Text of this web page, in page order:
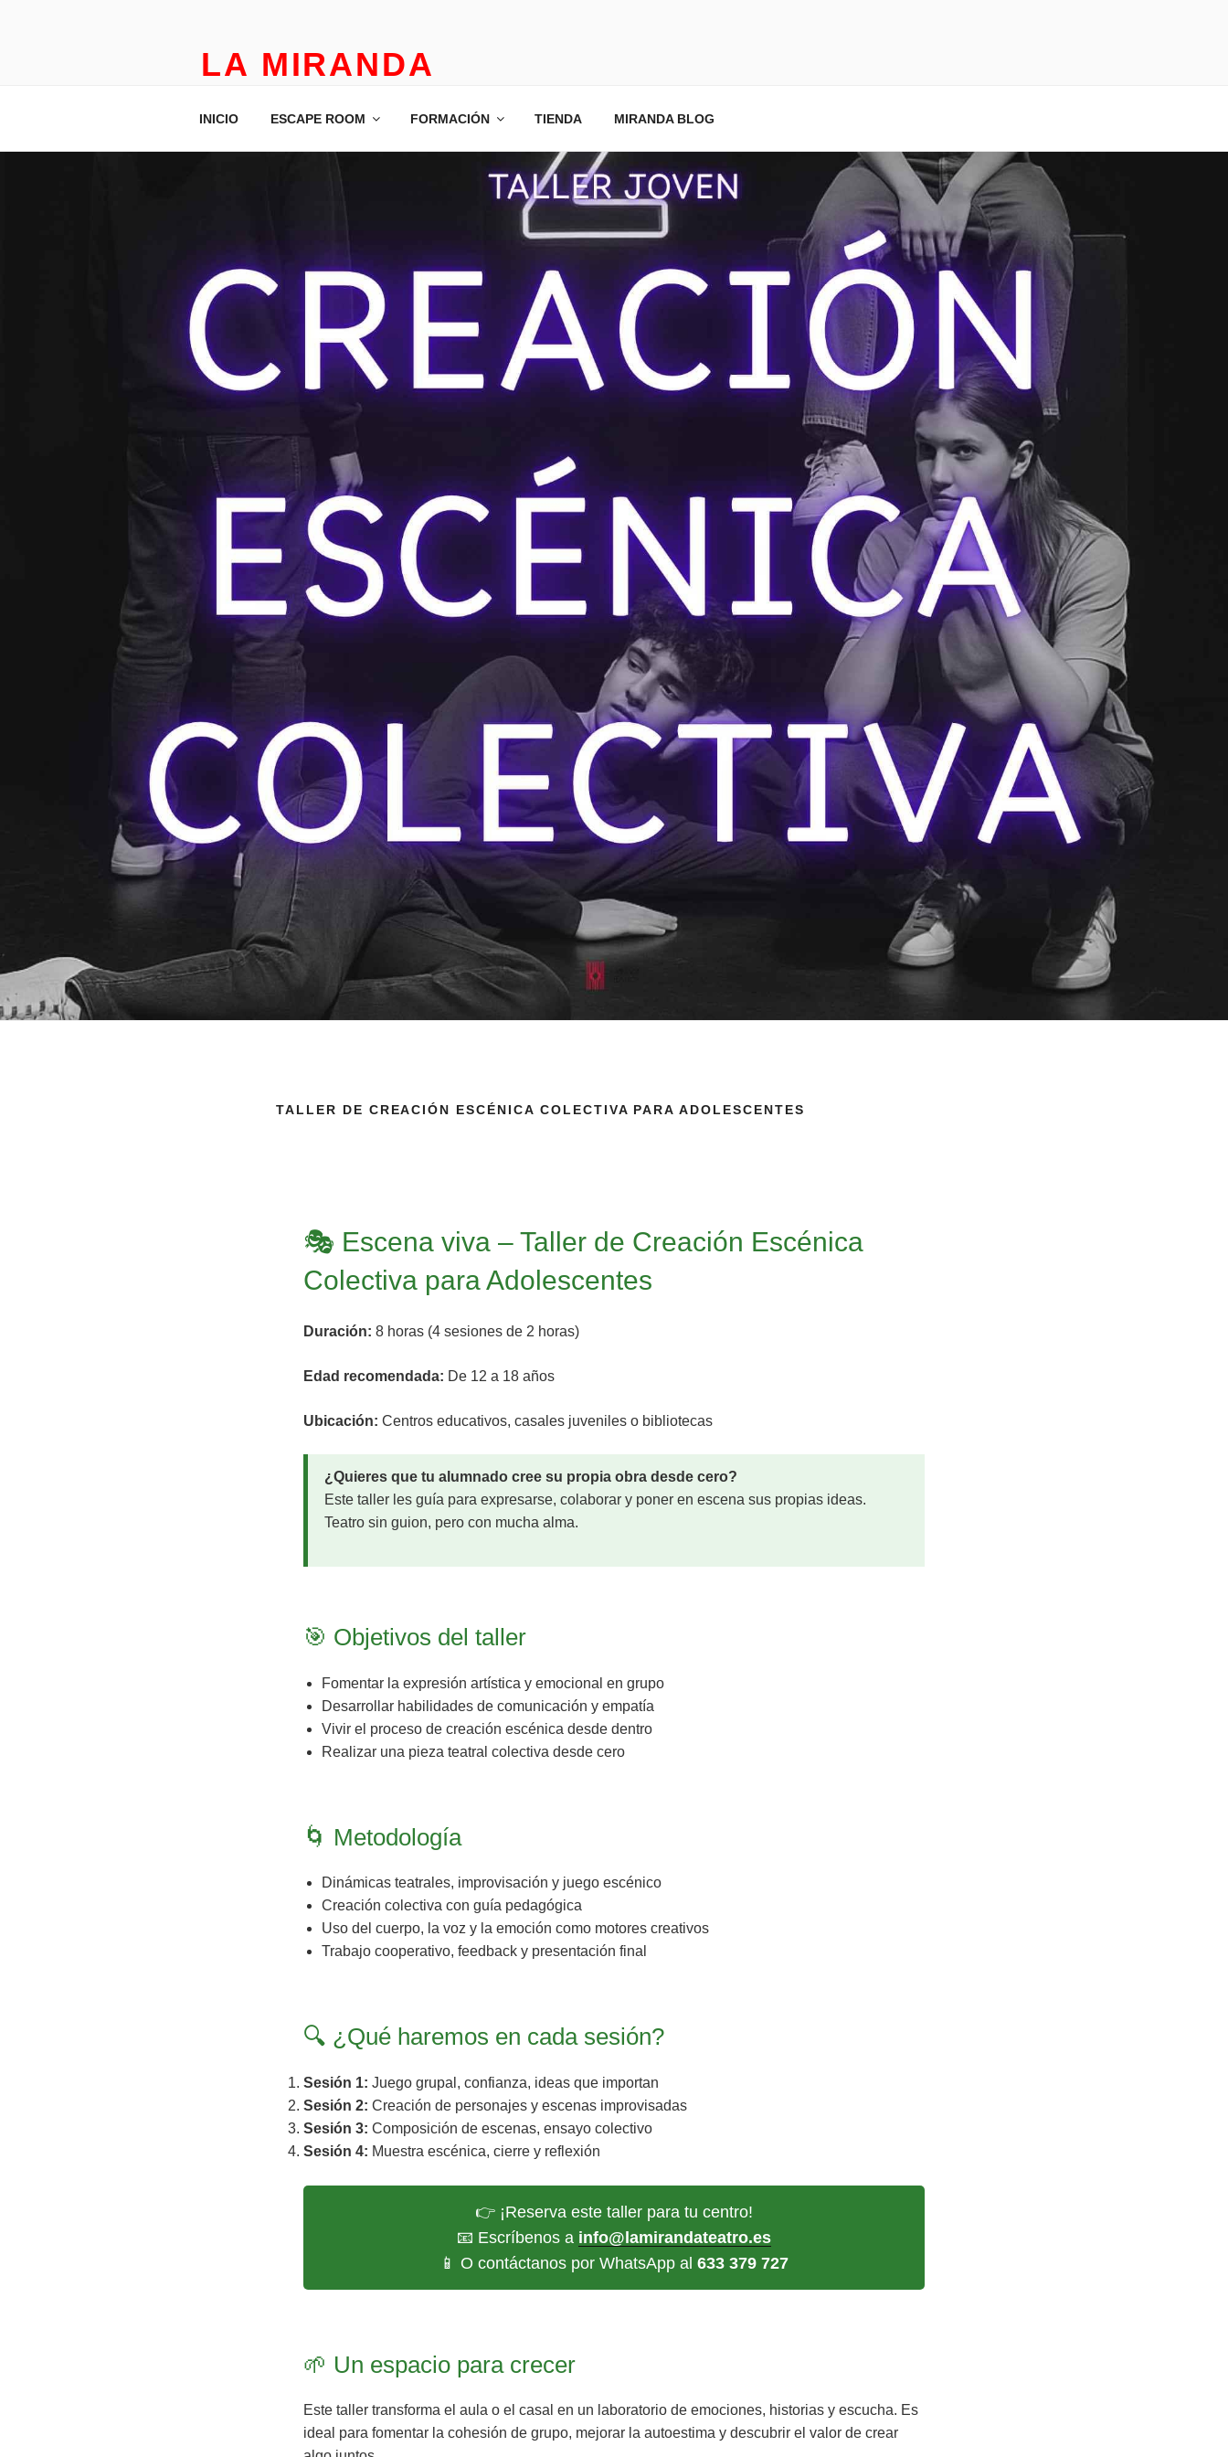
LA MIRANDA
INICIO ESCAPE ROOM FORMACIÓN TIENDA MIRANDA BLOG
TALLER DE CREACIÓN ESCÉNICA COLECTIVA PARA ADOLESCENTES
🎭 Escena viva – Taller de Creación Escénica
Colectiva para Adolescentes
Duración: 8 horas (4 sesiones de 2 horas)
Edad recomendada: De 12 a 18 años
Ubicación: Centros educativos, casales juveniles o bibliotecas
¿Quieres que tu alumnado cree su propia obra desde cero?
Este taller les guía para expresarse, colaborar y poner en escena sus propias ideas.
Teatro sin guion, pero con mucha alma.
🎯 Objetivos del taller
Fomentar la expresión artística y emocional en grupo
Desarrollar habilidades de comunicación y empatía
Vivir el proceso de creación escénica desde dentro
Realizar una pieza teatral colectiva desde cero
🌀 Metodología
Dinámicas teatrales, improvisación y juego escénico
Creación colectiva con guía pedagógica
Uso del cuerpo, la voz y la emoción como motores creativos
Trabajo cooperativo, feedback y presentación final
🔍 ¿Qué haremos en cada sesión?
Sesión 1: Juego grupal, confianza, ideas que importan
Sesión 2: Creación de personajes y escenas improvisadas
Sesión 3: Composición de escenas, ensayo colectivo
Sesión 4: Muestra escénica, cierre y reflexión
👉 ¡Reserva este taller para tu centro!
📧 Escríbenos a info@lamirandateatro.es
📱 O contáctanos por WhatsApp al 633 379 727
🌱 Un espacio para crecer
Este taller transforma el aula o el casal en un laboratorio de emociones, historias y escucha. Es
ideal para fomentar la cohesión de grupo, mejorar la autoestima y descubrir el valor de crear